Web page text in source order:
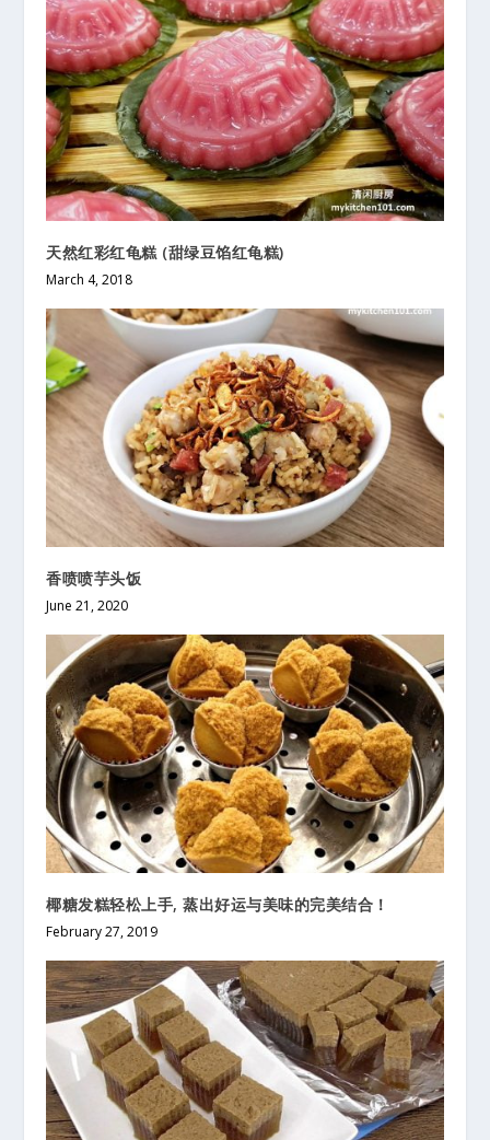
天然红彩红龟糕 (甜绿豆馅红龟糕)
March 4, 2018
香喷喷芋头饭
June 21, 2020
椰糖发糕轻松上手, 蒸出好运与美味的完美结合！
February 27, 2019